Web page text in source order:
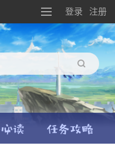
登录 注册
搜索